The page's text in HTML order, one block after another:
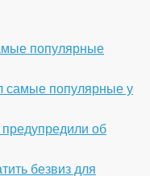
популярные
самые популярные у
предупредили об
безвиз для